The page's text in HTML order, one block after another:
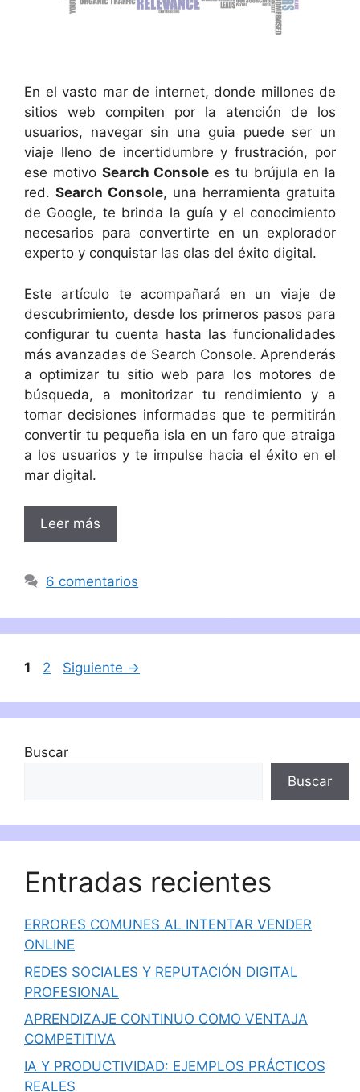
En el vasto mar de internet, donde millones de
sitios web compiten por la atención de los
usuarios, navegar sin una guia puede ser un
viaje lleno de incertidumbre y frustración, por
ese motivo Search Console es tu brújula en la
red. Search Console, una herramienta gratuita
de Google, te brinda la guía y el conocimiento
necesarios para convertirte en un explorador
experto y conquistar las olas del éxito digital.
Este artículo te acompañará en un viaje de
descubrimiento, desde los primeros pasos para
configurar tu cuenta hasta las funcionalidades
más avanzadas de Search Console. Aprenderás
a optimizar tu sitio web para los motores de
búsqueda, a monitorizar tu rendimiento y a
tomar decisiones informadas que te permitirán
convertir tu pequeña isla en un faro que atraiga
a los usuarios y te impulse hacia el éxito en el
mar digital.
Leer más
6 comentarios
Página
1 Página
2 Siguiente →
Buscar
Buscar
Entradas recientes
ERRORES COMUNES AL INTENTAR VENDER
ONLINE
REDES SOCIALES Y REPUTACIÓN DIGITAL
PROFESIONAL
APRENDIZAJE CONTINUO COMO VENTAJA
COMPETITIVA
IA Y PRODUCTIVIDAD: EJEMPLOS PRÁCTICOS
REALES